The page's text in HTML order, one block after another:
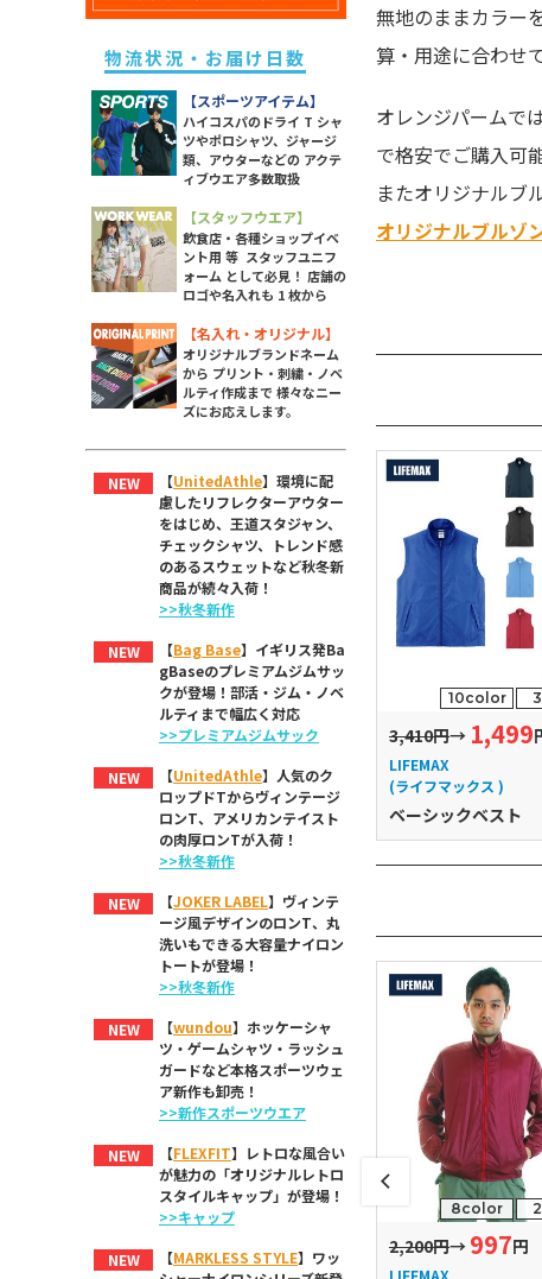
無地のままカラー
算・用途に合わせ
オレンジパームでは
で格安でご購入可
またオリジナルブ
オリジナルブルゾ
10color
3,410円→ 1,499
LIFEMAX
(ライフマックス )
ベーシックベスト
14,000円
8color
2,200円→ 997円
その他雑貨
レディース アウター
レディース タンク・キャミ
レディース ボトムス
物流状況・お届け日数
【スポーツアイテム】
ハイコスパのドライ T シャ
ツやポロシャツ、ジャージ
類、アウターなどの アクテ
ィブウエア多数取扱
【スタッフウエア】
飲食店・各種ショップイベ
ント用 等 スタッフユニフ
ォーム として必見！ 店舗の
ロゴや名入れも 1 枚から
【名入れ・オリジナル】
オリジナルブランドネーム
から プリント・刺繍・ノベ
ルティ作成まで 様々なニー
ズにお応えします。
NEW 【UnitedAthle】環境に配
慮したリフレクターアウター
をはじめ、王道スタジャン、
チェックシャツ、トレンド感
のあるスウェットなど秋冬新
商品が続々入荷！
>>秋冬新作
NEW 【Bag Base】イギリス発Ba
gBaseのプレミアムジムサッ
クが登場！部活・ジム・ノベ
ルティまで幅広く対応
>>プレミアムジムサック
NEW 【UnitedAthle】人気のク
ロップドTからヴィンテージ
ロンT、アメリカンテイスト
の肉厚ロンTが入荷！
>>秋冬新作
NEW 【JOKER LABEL】ヴィンテ
ージ風デザインのロンT、丸
洗いもできる大容量ナイロン
トートが登場！
>>秋冬新作
NEW 【wundou】ホッケーシャ
ツ・ゲームシャツ・ラッシュ
ガードなど本格スポーツウェ
ア新作も卸売！
>>新作スポーツウエア
NEW 【FLEXFIT】レトロな風合い
が魅力の「オリジナルレトロ
スタイルキャップ」が登場！
>>キャップ
NEW 【MARKLESS STYLE】ワッ